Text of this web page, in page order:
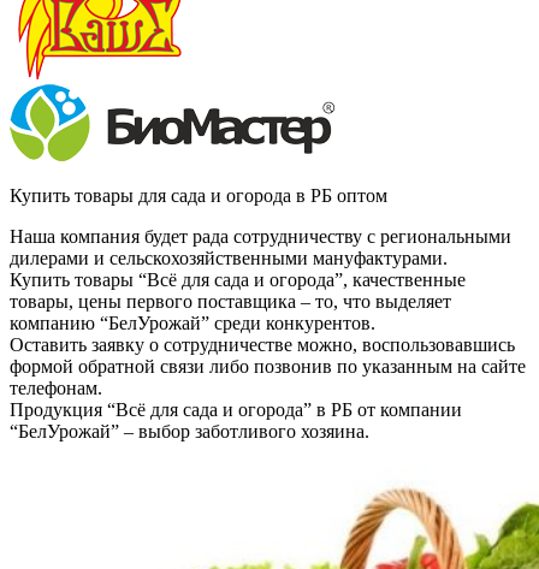
Купить товары для сада и огорода в РБ оптом
Наша компания будет рада сотрудничеству с региональными
дилерами и сельскохозяйственными мануфактурами.
Купить товары “Всё для сада и огорода”, качественные
товары, цены первого поставщика – то, что выделяет
компанию “БелУрожай” среди конкурентов.
Оставить заявку о сотрудничестве можно, воспользовавшись
формой обратной связи либо позвонив по указанным на сайте
телефонам.
Продукция “Всё для сада и огорода” в РБ от компании
“БелУрожай” – выбор заботливого хозяина.